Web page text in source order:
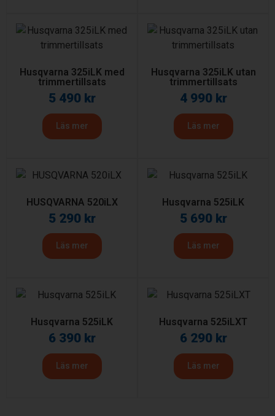
Husqvarna 325iLK med
trimmertillsats
5 490 kr
Läs mer
Husqvarna 325iLK utan
trimmertillsats
4 990 kr
Läs mer
HUSQVARNA 520iLX
5 290 kr
Läs mer
Husqvarna 525iLK
5 690 kr
Läs mer
Husqvarna 525iLK
6 390 kr
Läs mer
Husqvarna 525iLXT
6 290 kr
Läs mer